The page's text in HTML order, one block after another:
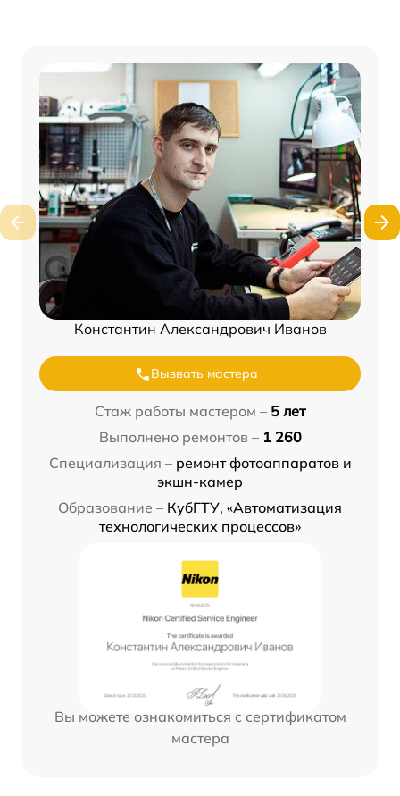
Константин Александрович Иванов
Вызвать мастера
Стаж работы мастером – 5 лет
Выполнено ремонтов – 1 260
Специализация – ремонт фотоаппаратов и
экшн-камер
Образование – КубГТУ, «Автоматизация
технологических процессов»
Вы можете ознакомиться с сертификатом
мастера